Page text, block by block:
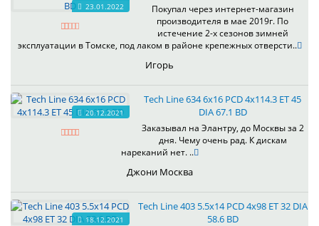
23.01.2022
Покупал через интернет-магазин
производителя в мае 2019г. По
истечение 2-х сезонов зимней
эксплуатации в Томске, под лаком в районе крепежных отверсти..
Игорь
20.12.2021
Tech Line 634 6x16 PCD 4x114.3 ET 45
DIA 67.1 BD
Заказывал на Элантру, до Москвы за 2
дня. Чему очень рад. К дискам
нареканий нет. ..
Джони Москва
18.12.2021
Tech Line 403 5.5x14 PCD 4x98 ET 32 DIA
58.6 BD